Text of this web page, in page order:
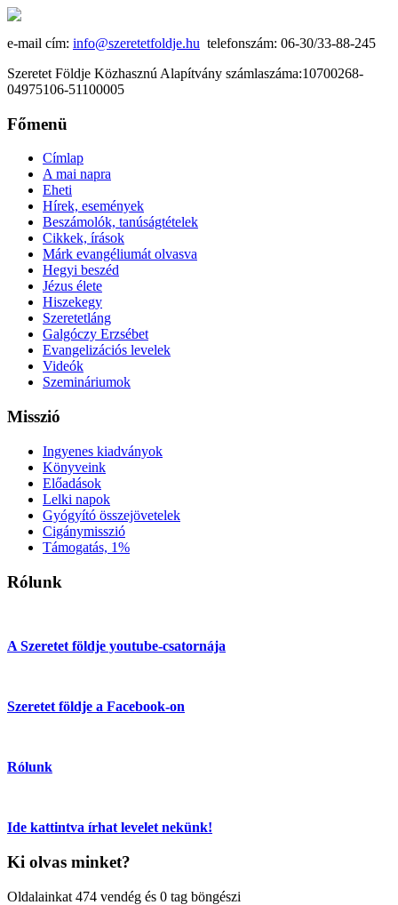
e-mail cím: info@szeretetfoldje.hu telefonszám: 06-30/33-88-245
Szeretet Földje Közhasznú Alapítvány számlaszáma:10700268-
04975106-51100005
Főmenü
Címlap
A mai napra
Eheti
Hírek, események
Beszámolók, tanúságtételek
Cikkek, írások
Márk evangéliumát olvasva
Hegyi beszéd
Jézus élete
Hiszekegy
Szeretetláng
Galgóczy Erzsébet
Evangelizációs levelek
Videók
Szemináriumok
Misszió
Ingyenes kiadványok
Könyveink
Előadások
Lelki napok
Gyógyító összejövetelek
Cigánymisszió
Támogatás, 1%
Rólunk
A Szeretet földje youtube-csatornája
Szeretet földje a Facebook-on
Rólunk
Ide kattintva írhat levelet nekünk!
Ki olvas minket?
Oldalainkat 474 vendég és 0 tag böngészi